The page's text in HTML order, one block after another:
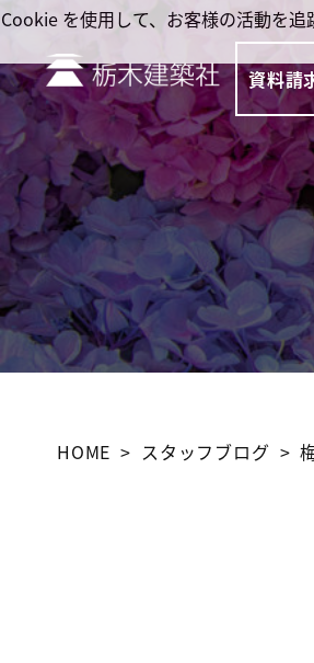
資料請
HOME スタッフブログ
Cookie を使用して、お客様の活動を